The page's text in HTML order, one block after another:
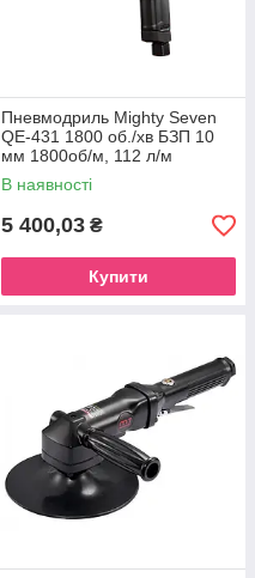
Пневмодриль Mighty Seven
QE-431 1800 об./хв БЗП 10
мм 1800об/м, 112 л/м
В наявності
5 400,03 ₴
Купити